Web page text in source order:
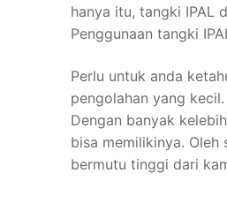
hanya itu, tangki IPAL
Penggunaan tangki
Perlu untuk anda
pengolahan yang
Dengan banyak
bisa memilikinya.
bermutu tinggi dari